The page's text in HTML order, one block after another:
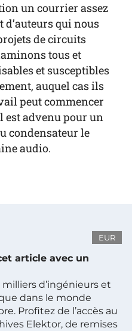
un courrier assez
d’auteurs qui nous
de circuits
tous et
et susceptibles
auquel cas ils
peut commencer
est advenu pour un
condensateur le
audio.
EUR
article avec un
d’ingénieurs et
dans le monde
Profitez de l’accès au
Elektor, de remises